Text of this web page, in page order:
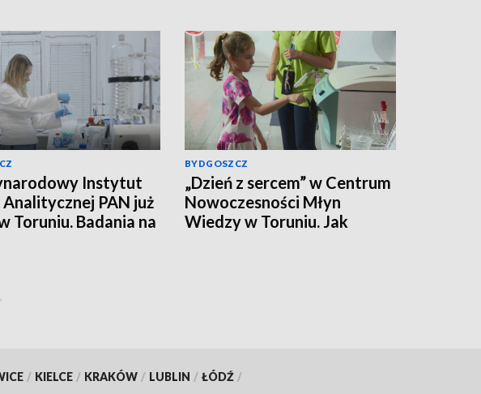
Instytut
Analitycznej PAN już
Toruniu. Badania na
BYDGOSZCZ
„Dzień z sercem” w Centrum
Nowoczesności Młyn
Wiedzy w Toruniu. Jak
/ KIELCE / KRAKÓW / LUBLIN / ŁÓDŹ /